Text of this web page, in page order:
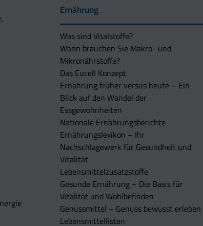
Ernährung
Was sind Vitalstoffe?
Wann brauchen Sie Makro- und
Mikronährstoffe?
Das Eucell Konzept
Ernährung früher versus heute – Ein
Blick auf den Wandel der
Essgewohnheiten
Nationale Ernährungsberichte
Ernährungslexikon – Ihr
Nachschlagewerk für Gesundheit und
Vitalität
Lebensmittelzusatzstoffe
Gesunde Ernährung – Die Basis für
Vitalität und Wohlbefinden
Genussmittel – Genuss bewusst erleben
Lebensmittellisten